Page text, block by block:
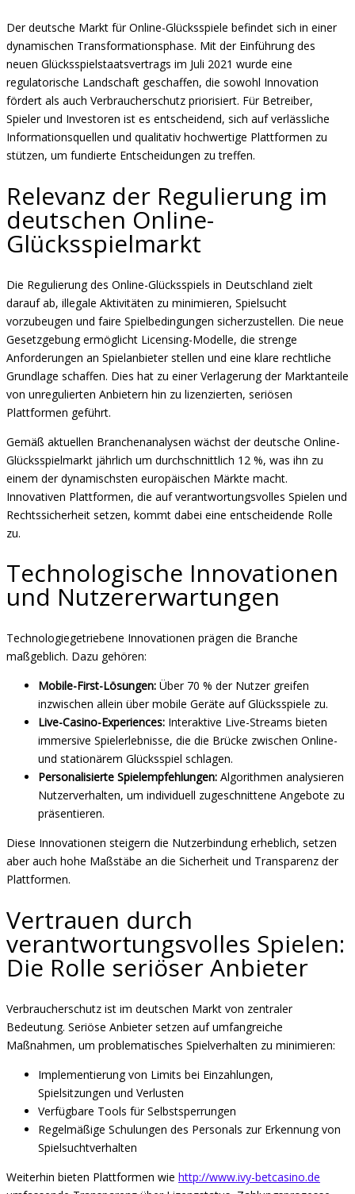
Der deutsche Markt für Online-Glücksspiele befindet sich in einer
dynamischen Transformationsphase. Mit der Einführung des
neuen Glücksspielstaatsvertrags im Juli 2021 wurde eine
regulatorische Landschaft geschaffen, die sowohl Innovation
fördert als auch Verbraucherschutz priorisiert. Für Betreiber,
Spieler und Investoren ist es entscheidend, sich auf verlässliche
Informationsquellen und qualitativ hochwertige Plattformen zu
stützen, um fundierte Entscheidungen zu treffen.
Relevanz der Regulierung im
deutschen Online-
Glücksspielmarkt
Die Regulierung des Online-Glücksspiels in Deutschland zielt
darauf ab, illegale Aktivitäten zu minimieren, Spielsucht
vorzubeugen und faire Spielbedingungen sicherzustellen. Die neue
Gesetzgebung ermöglicht Licensing-Modelle, die strenge
Anforderungen an Spielanbieter stellen und eine klare rechtliche
Grundlage schaffen. Dies hat zu einer Verlagerung der Marktanteile
von unregulierten Anbietern hin zu lizenzierten, seriösen
Plattformen geführt.
Gemäß aktuellen Branchenanalysen wächst der deutsche Online-
Glücksspielmarkt jährlich um durchschnittlich 12 %, was ihn zu
einem der dynamischsten europäischen Märkte macht.
Innovativen Plattformen, die auf verantwortungsvolles Spielen und
Rechtssicherheit setzen, kommt dabei eine entscheidende Rolle
zu.
Technologische Innovationen
und Nutzererwartungen
Technologiegetriebene Innovationen prägen die Branche
maßgeblich. Dazu gehören:
Mobile-First-Lösungen: Über 70 % der Nutzer greifen
inzwischen allein über mobile Geräte auf Glücksspiele zu.
Live-Casino-Experiences: Interaktive Live-Streams bieten
immersive Spielerlebnisse, die die Brücke zwischen Online-
und stationärem Glücksspiel schlagen.
Personalisierte Spielempfehlungen: Algorithmen analysieren
Nutzerverhalten, um individuell zugeschnittene Angebote zu
präsentieren.
Diese Innovationen steigern die Nutzerbindung erheblich, setzen
aber auch hohe Maßstäbe an die Sicherheit und Transparenz der
Plattformen.
Vertrauen durch
verantwortungsvolles Spielen:
Die Rolle seriöser Anbieter
Verbraucherschutz ist im deutschen Markt von zentraler
Bedeutung. Seriöse Anbieter setzen auf umfangreiche
Maßnahmen, um problematisches Spielverhalten zu minimieren:
Implementierung von Limits bei Einzahlungen,
Spielsitzungen und Verlusten
Verfügbare Tools für Selbstsperrungen
Regelmäßige Schulungen des Personals zur Erkennung von
Spielsuchtverhalten
Weiterhin bieten Plattformen wie http://www.ivy-betcasino.de